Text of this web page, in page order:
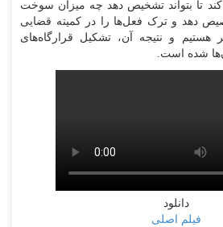
کند تا بتواند تشخیص دهد چه میزان سوخت
دهد و ترک فعل‌ها را در کمیته قضایی
هستیم و نتیجه آن، تشکیل قرارگاه‌های
شده است.
دانلود
فیلم اصلی